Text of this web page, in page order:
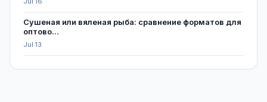
Сушеная или вяленая рыба: сравнение форматов для
оптово...
Jul 13